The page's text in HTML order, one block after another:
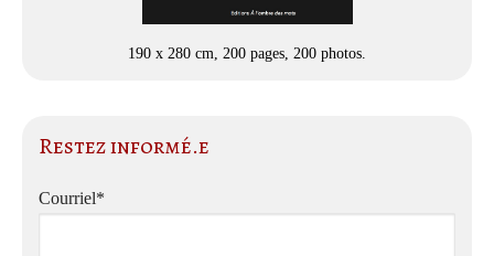
190 x 280 cm, 200 pages, 200 photos.
Restez informé.e
Courriel*